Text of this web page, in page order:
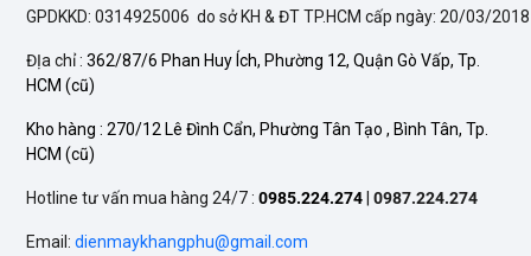
Trí tuệ nhân tạo AI nâng tầm khả năng quản lý năng
Sự thông minh của mẫu máy lạnh
trong việc ngăn chặn lãng phí năng lượng; máy sẽ tự động
Bên cạnh đó, cảm biến phát hiện cử động cho phép mẫu máy
có ai, giúp tối ưu hóa chi phí vận hành một cách triệt để. Kết
GPDKKD: 0314925006 do sở KH & ĐT TP.HCM cấp ngày: 20/03/2018
ĐỊa chỉ : 362/87/6 Phan Huy Ích, Phường 12, Quận Gò Vấp, Tp.
HCM (cũ)
Kho hàng : 270/12 Lê Đình Cẩn, Phường Tân Tạo , Bình Tân, Tp.
HCM (cũ)
Hotline tư vấn mua hàng 24/7 : 0985.224.274 0987.224.274
Email: dienmaykhangphu@gmail.com